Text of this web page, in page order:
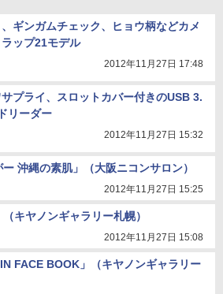
、ギンガムチェック、ヒョウ柄などカメ
ップ21モデル
2012年11月27日 17:48
プライ、スロットカバー付きのUSB 3.
リーダー
2012年11月27日 15:32
沖縄の素肌」（大阪ニコンサロン）
2012年11月27日 15:25
キヤノンギャラリー札幌）
2012年11月27日 15:08
FACE BOOK」（キヤノンギャラリー